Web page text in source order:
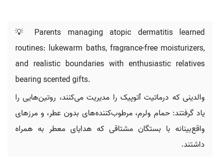
💡 Parents managing atopic dermatitis learned
routines: lukewarm baths, fragrance-free moisturizers,
and realistic boundaries with enthusiastic relatives
bearing scented gifts.
والدینی که درماتیت آتوپیک را مدیریت می‌کنند، روتین‌هایی را
یاد گرفتند: حمام ولرم، مرطوب‌کننده‌های بدون عطر، و مرزهای
واقع‌بینانه با بستگان مشتاقی که هدایای معطر به همراه
داشتند.